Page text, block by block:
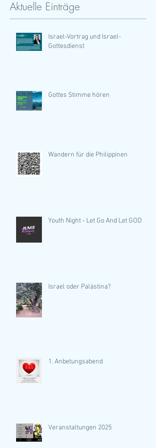
Aktuelle Einträge
Israel-Vortrag und Israel-
Gottesdienst
Gottes Stimme hören
Wandern für die Philippinen
Youth Night - Let Go And Let GOD
Israel oder Palästina?
1. Anbetungsabend
Veranstaltungen 2025